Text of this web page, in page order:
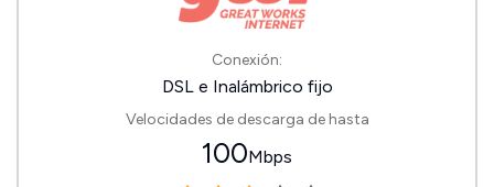
Conexión:
DSL e Inalámbrico fijo
Velocidades de descarga de hasta
100Mbps